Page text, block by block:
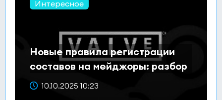
Интересное
Новые правила регистрации
составов на мейджоры: разбор
на примере обмена FaZe и
10.10.2025 10:23